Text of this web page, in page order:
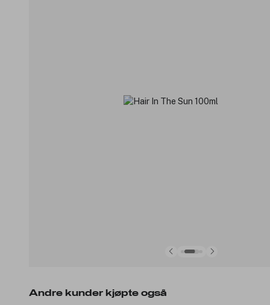
Andre kunder kjøpte også